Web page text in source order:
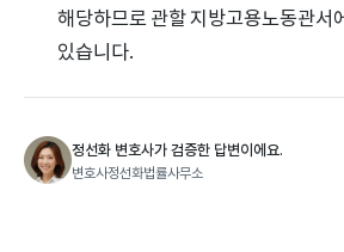
해당하므로 관할 지방고용노동관서
있습니다.
정선화 변호사가 검증한 답변이에요.
변호사정선화법률사무소